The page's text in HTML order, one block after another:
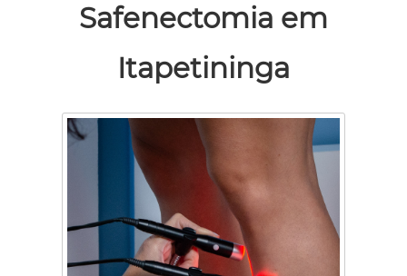
Safenectomia em
Itapetininga